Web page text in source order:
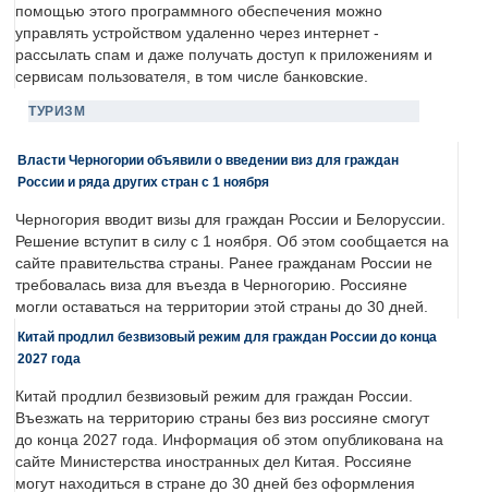
помощью этого программного обеспечения можно
управлять устройством удаленно через интернет -
рассылать спам и даже получать доступ к приложениям и
сервисам пользователя, в том числе банковские.
ТУРИЗМ
Власти Черногории объявили о введении виз для граждан
России и ряда других стран с 1 ноября
Черногория вводит визы для граждан России и Белоруссии.
Решение вступит в силу с 1 ноября. Об этом сообщается на
сайте правительства страны. Ранее гражданам России не
требовалась виза для въезда в Черногорию. Россияне
могли оставаться на территории этой страны до 30 дней.
Китай продлил безвизовый режим для граждан России до конца
2027 года
Китай продлил безвизовый режим для граждан России.
Въезжать на территорию страны без виз россияне смогут
до конца 2027 года. Информация об этом опубликована на
сайте Министерства иностранных дел Китая. Россияне
могут находиться в стране до 30 дней без оформления